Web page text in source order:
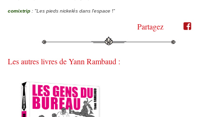
comixtrip : "Les pieds nickelés dans l'espace !"
Partagez
Partager
Twitter"
Partager
Les autres livres de Yann Rambaud :